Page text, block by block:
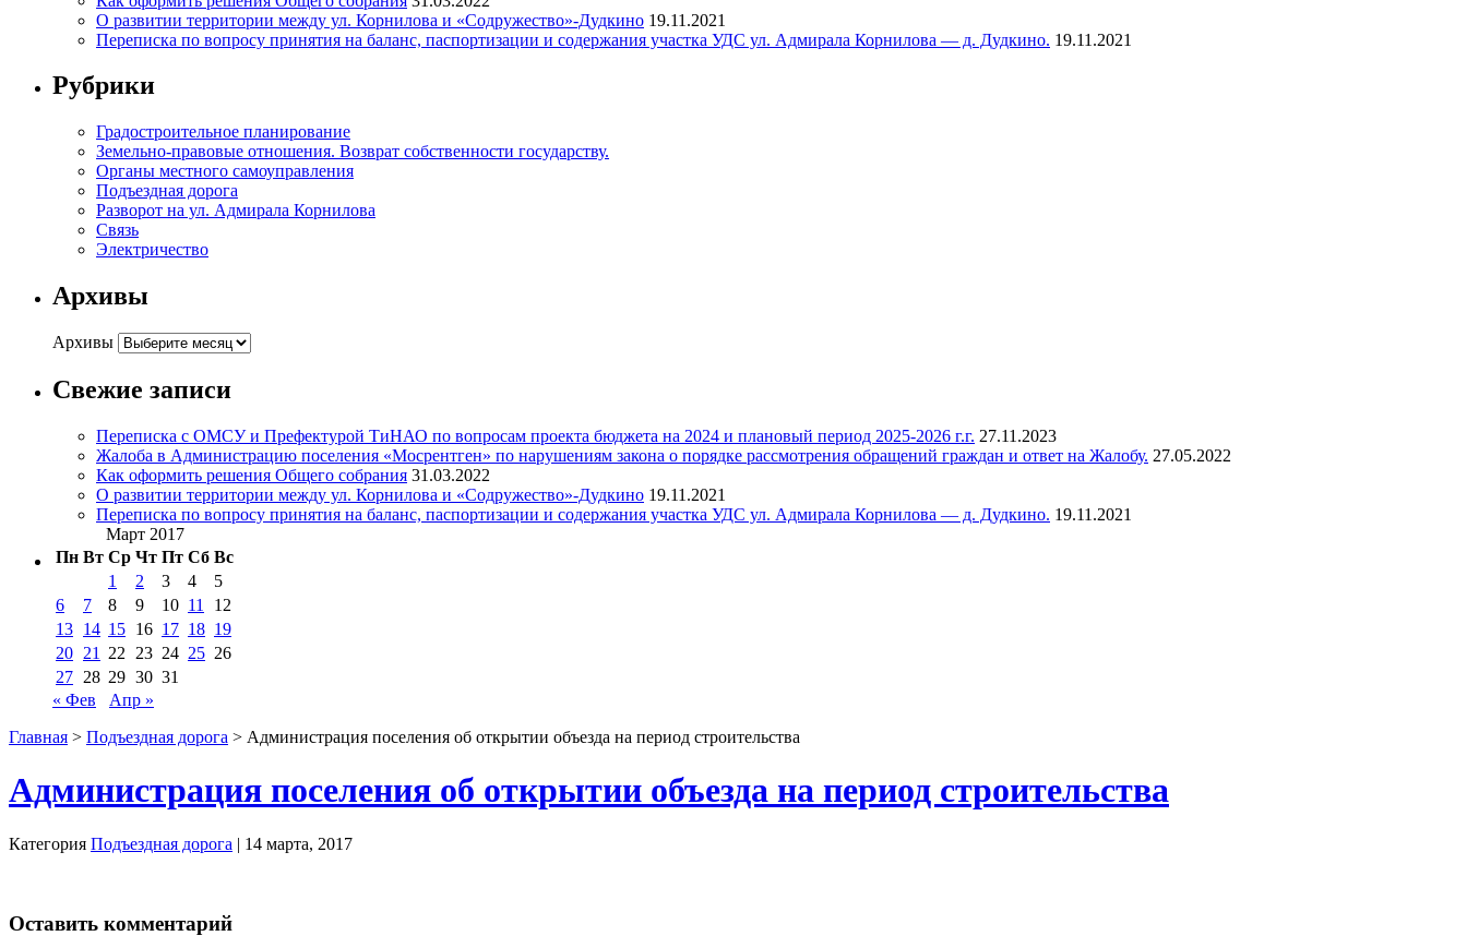
О развитии территории между ул. Корнилова и «Содружество»-Дудкино 19.11.2021
Переписка по вопросу принятия на баланс, паспортизации и содержания участка УДС ул. Адмирала Корнилова — д. Дудкино. 19.11.2021
Рубрики
Градостроительное планирование
Земельно-правовые отношения. Возврат собственности государству.
Органы местного самоуправления
Подъездная дорога
Разворот на ул. Адмирала Корнилова
Связь
Электричество
Архивы
Архивы
Свежие записи
Переписка с ОМСУ и Префектурой ТиНАО по вопросам проекта бюджета на 2024 и плановый период 2025-2026 г.г. 27.11.2023
Жалоба в Администрацию поселения «Мосрентген» по нарушениям закона о порядке рассмотрения обращений граждан и ответ на Жалобу. 27.05.2022
Как оформить решения Общего собрания 31.03.2022
О развитии территории между ул. Корнилова и «Содружество»-Дудкино 19.11.2021
Переписка по вопросу принятия на баланс, паспортизации и содержания участка УДС ул. Адмирала Корнилова — д. Дудкино. 19.11.2021
Март 2017
Пн Вт Ср Чт Пт Сб Вс
1
2 3 4
5
6
7 8 9 10 11
12
13 14 15 16 17 18 19
20 21 22 23 24 25 26
27 28 29 30 31
« Фев
Апр »
Главная > Подъездная дорога > Администрация поселения об открытии объезда на период строительства
Администрация поселения об открытии объезда на период строительства
Категория Подъездная дорога | 14 марта, 2017
Оставить комментарий